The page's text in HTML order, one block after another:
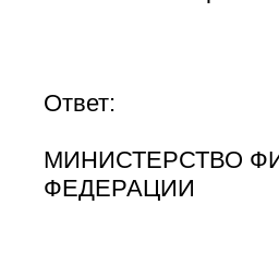
Ответ:
МИНИСТЕРСТВО
ФЕДЕРАЦИИ